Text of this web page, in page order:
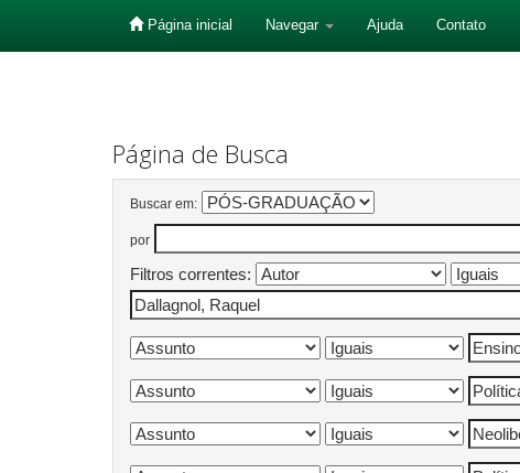
Página inicial Navegar Ajuda Contato
Página de Busca
Buscar em:
por
Filtros correntes: